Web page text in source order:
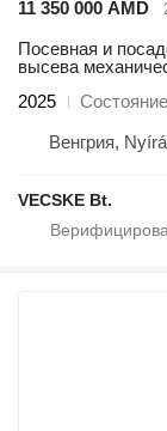
11 350 000 AMD
Посевная и
высева
2025
Состояние
Венгрия,
VECSKE Bt.